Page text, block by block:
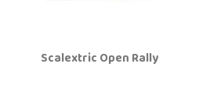
Scalextric Open Rally